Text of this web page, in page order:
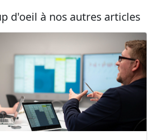
d'oeil à nos autres articles